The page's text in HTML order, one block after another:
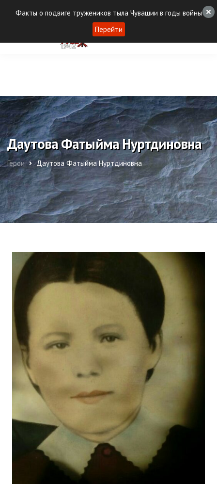
Даутова Фатыйма Нуртдиновна
Герои Даутова Фатыйма Нуртдиновна
Факты о подвиге тружеников тыла Чувашии в годы войны
Перейти